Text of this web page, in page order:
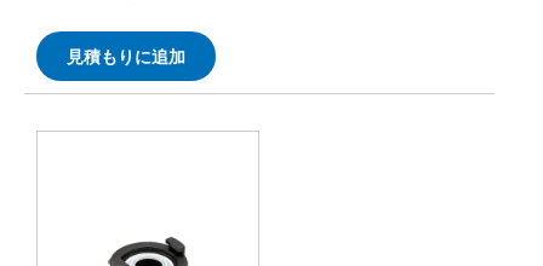
見積もりに追加